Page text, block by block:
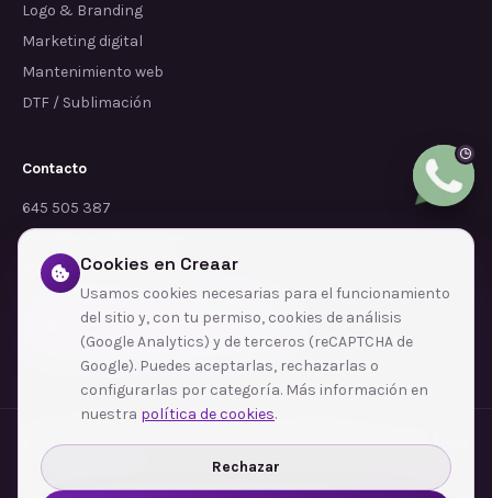
Logo & Branding
Marketing digital
Mantenimiento web
DTF / Sublimación
Contacto
645 505 387
info@dependalium.com
Mataró (Barcelona)
Déjanos tu reseña en Google
Zonas de cobertura·Barcelona·L'Hospitalet de Llobregat·Terrassa·Badalona
Sabadell
Santa Coloma de Gramenet
Ver todas las zonas →
Cookies en Creaar
Usamos cookies necesarias para el funcionamiento
del sitio y, con tu permiso, cookies de análisis
(Google Analytics) y de terceros (reCAPTCHA de
Google). Puedes aceptarlas, rechazarlas o
configurarlas por categoría. Más información en
nuestra política de cookies.
Rechazar